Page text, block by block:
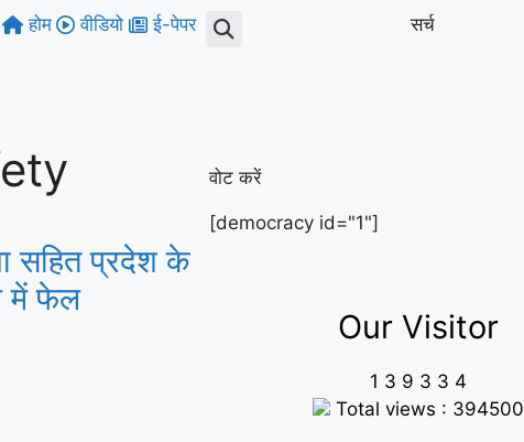
होम वीडियो ई-पेपर सर्च
सहित प्रदेश के
में फेल
वोट करें
[democracy id="1"]
Our Visitor
1 3 9 3 3 4
Total views : 394500